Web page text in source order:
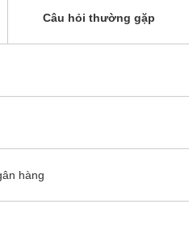
Câu hỏi thường gặp
hàng